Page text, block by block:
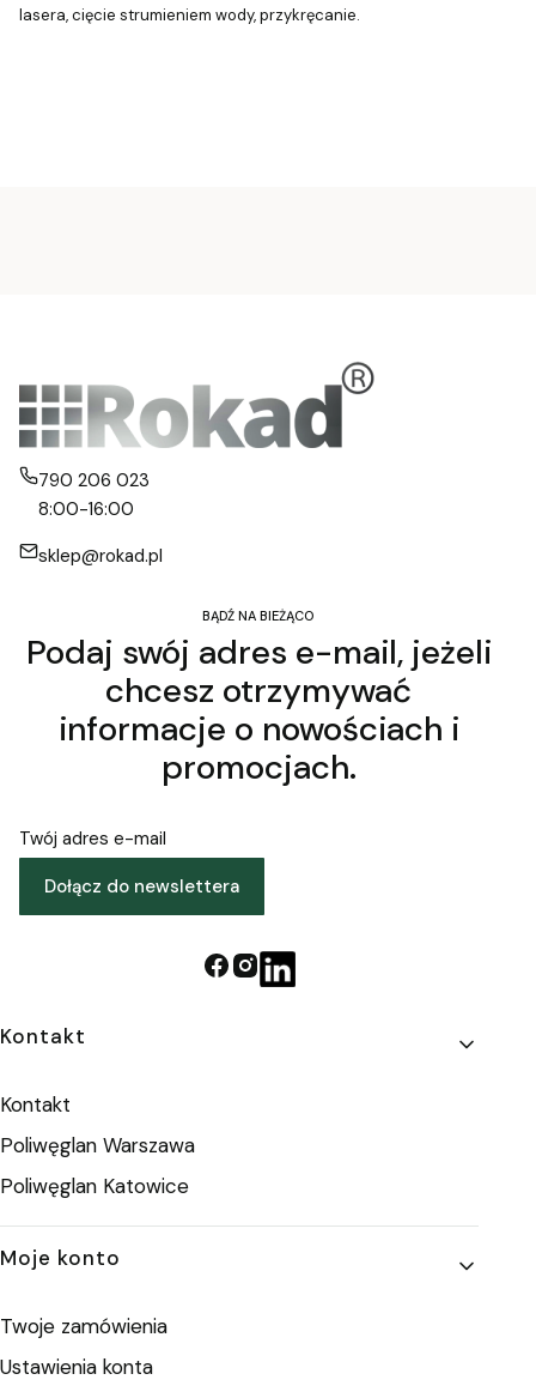
lasera, cięcie strumieniem wody, przykręcanie.
790 206 023
8:00-16:00
sklep@rokad.pl
BĄDŹ NA BIEŻĄCO
Podaj swój adres e-mail, jeżeli
chcesz otrzymywać
informacje o nowościach i
promocjach.
Twój adres e-mail
Dołącz do newslettera
Linki w stopce
Kontakt
Kontakt
Poliwęglan Warszawa
Poliwęglan Katowice
Moje konto
Twoje zamówienia
Ustawienia konta